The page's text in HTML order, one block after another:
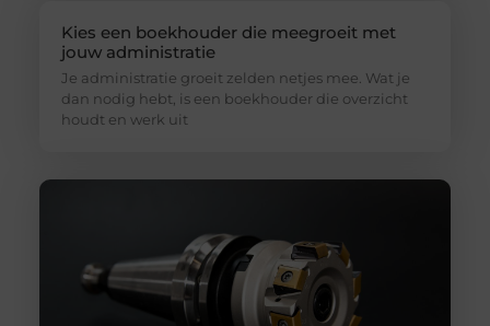
Kies een boekhouder die meegroeit met
jouw administratie
Je administratie groeit zelden netjes mee. Wat je
dan nodig hebt, is een boekhouder die overzicht
houdt en werk uit